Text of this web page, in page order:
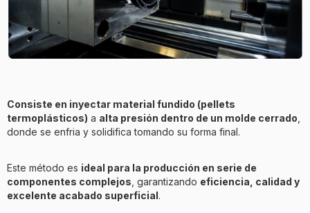
Consiste en inyectar material fundido (pellets
termoplásticos) a alta presión dentro de un molde cerrado
donde se enfria y solidifica tomando su forma final.
Este método es ideal para la producción en serie de
componentes complejos , garantizando eficiencia, calidad y
excelente acabado superficial.